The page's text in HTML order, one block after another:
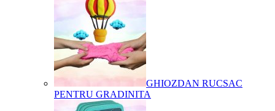
GHIOZDAN RUCSAC
PENTRU GRADINITA